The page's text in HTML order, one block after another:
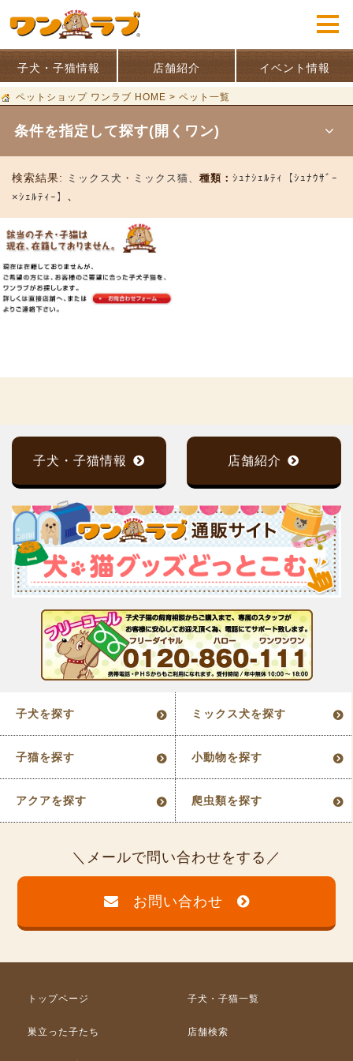
子犬・子猫情報 店舗紹介 イベント情報
ペットショップ ワンラブ HOME > ペット一覧
条件を指定して探す(開くワン)
検索結果: ミックス犬・ミックス猫、 種類： ｼｭﾅｼｪﾙﾃｨ【ｼｭﾅｳｻﾞｰ
×ｼｪﾙﾃｨｰ】、
子犬・子猫情報 店舗紹介
子犬を探す ミックス犬を探す
子猫を探す 小動物を探す
アクアを探す 爬虫類を探す
メールで問い合わせをする
お問い合わせ
トップページ 子犬・子猫一覧
巣立った子たち 店舗検索